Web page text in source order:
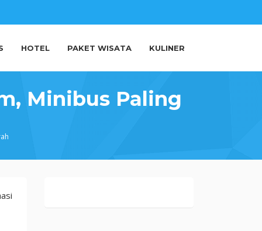
HOTEL PAKET WISATA KULINER
Minibus Paling